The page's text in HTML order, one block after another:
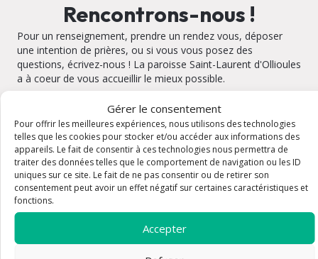
Gérer le consentement
Pour offrir les meilleures expériences, nous utilisons des technologies
telles que les cookies pour stocker et/ou accéder aux informations des
appareils. Le fait de consentir à ces technologies nous permettra de
traiter des données telles que le comportement de navigation ou les ID
uniques sur ce site. Le fait de ne pas consentir ou de retirer son
consentement peut avoir un effet négatif sur certaines caractéristiques et
fonctions.
Accepter
Rencontrons-nous !
Pour un renseignement, prendre un rendez vous, déposer
une intention de prières, ou si vous vous posez des
questions, écrivez-nous ! La paroisse Saint-Laurent d'Ollioules
a à coeur de vous accueillir le mieux possible.
Eglise Saint Laurent
Adresse : 1 Pl. Victor Clément 83190 Ollioules Plan
Email : paroisse.ollioules83@gmail.com
Tel : 06 56 71 78 28 / 04 94 63 22 27